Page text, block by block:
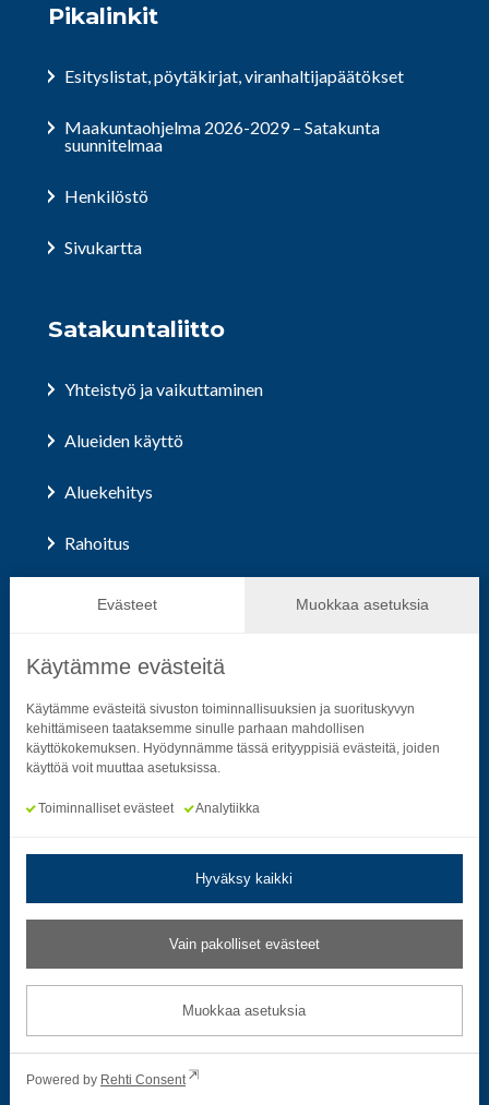
Evästeet Muokkaa asetuksia
Käytämme evästeitä
Käytämme evästeitä sivuston toiminnallisuuksien ja suorituskyvyn
kehittämiseen taataksemme sinulle parhaan mahdollisen
käyttökokemuksen. Hyödynnämme tässä erityyppisiä evästeitä, joiden
käyttöä voit muuttaa asetuksissa.
Toiminnalliset evästeet Analytiikka
Hyväksy kaikki
Vain pakolliset evästeet
Muokkaa asetuksia
Powered by Rehti Consent
Pikalinkit
Esityslistat, pöytäkirjat, viranhaltijapäätökset
Maakuntaohjelma 2026-2029 – Satakunta
suunnitelmaa
Henkilöstö
Sivukartta
Satakuntaliitto
Yhteistyö ja vaikuttaminen
Alueiden käyttö
Aluekehitys
Rahoitus
Hallinto ja päätöksenteko
Seuraa sosiaalisessa mediassa
Neliön mallinen ikoni, joka kuvastaa f-kirjainta.
Neliön mallinen ikoni, joka kuvastaa f-kirjainta.
Neliön mallinen ikoni, joka kuvastaa
Neliön mallinen ikoni, jonka
Neliön mallinen ikoni,
Neliön mallinen
Tietosuoja- ja rekisteriselosteet|
Saavutettavuusseloste